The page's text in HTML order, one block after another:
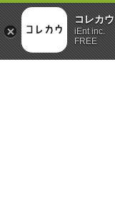
コレカウ
iEnt inc.
FREE